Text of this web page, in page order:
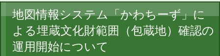
本
文
文
地図情報システム「かわちーず」に
よる埋蔵文化財範囲（包蔵地）確認の
運用開始について